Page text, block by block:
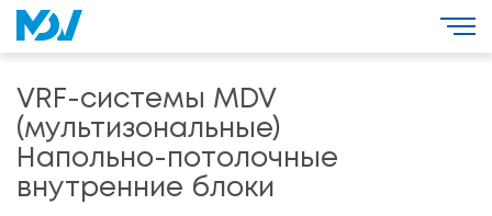
VRF-системы MDV
(мультизональные)
Напольно-потолочные
внутренние блоки